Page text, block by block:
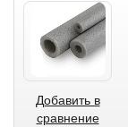
Добавить в
сравнение